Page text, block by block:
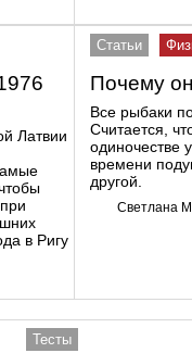
Латвии
в Ригу
Статьи
Почему
Все рыбаки
Считается,
одиночестве
времени
другой.
Светлана
Тесты